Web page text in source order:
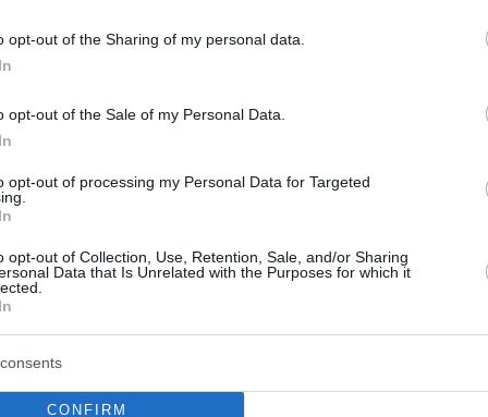
opt-out of the Sharing of my personal data.
opt-out of the Sale of my Personal Data.
opt-out of processing my Personal Data for Targeted
opt-out of Collection, Use, Retention, Sale, and/or Sharing
Data that Is Unrelated with the Purposes for which it
CONFIRM
Καλιφόρνια, αλλά ζει στη Νέα Υόρκη. Hθελε να
αλλά έγινε ηθοποιός. Εγινε γνωστή ως η Ρωσίδα
πρέσβειρας στο «The Diplomat». Η ζωή της είναι μια
ανάμεσα σε αντιφάσεις